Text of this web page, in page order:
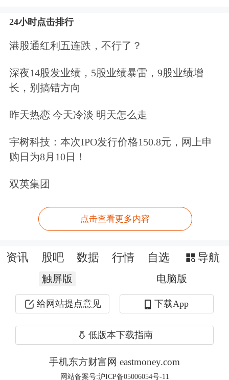
而创建于2004年的虎扑则是以体育赛事
和日常生活为主的文化社区网站，专注
容。虎扑也是英语单词篮筐（hoop）的
户数达8000万，但其中90%以上为男
收结构，使得自身抗风险能力较差。过
去十年，虎扑曾两次冲击上市，但均宣
告失败。其最高估值为77.22亿。随后
增值创新不成功、新冠疫情、“NBA莫
雷”等事件也带来了不小冲击。
在去年的20周年庆典上，于2021年接任
24小时点击排行
港股通红利五连跌，不行了？
深夜14股发业绩，5股业绩暴雷，9股业绩增
长，别搞错方向
昨天热恋 今天冷淡 明天怎么走
宇树科技：本次IPO发行价格150.8元，网上申
购日为8月10日！
双英集团
点击查看更多内容
资讯 股吧 数据 行情 自选 导航
触屏版 电脑版
给网站提点意见 下载App
低版本下载指南
手机东方财富网 eastmoney.com
网站备案号:沪ICP备05006054号-11